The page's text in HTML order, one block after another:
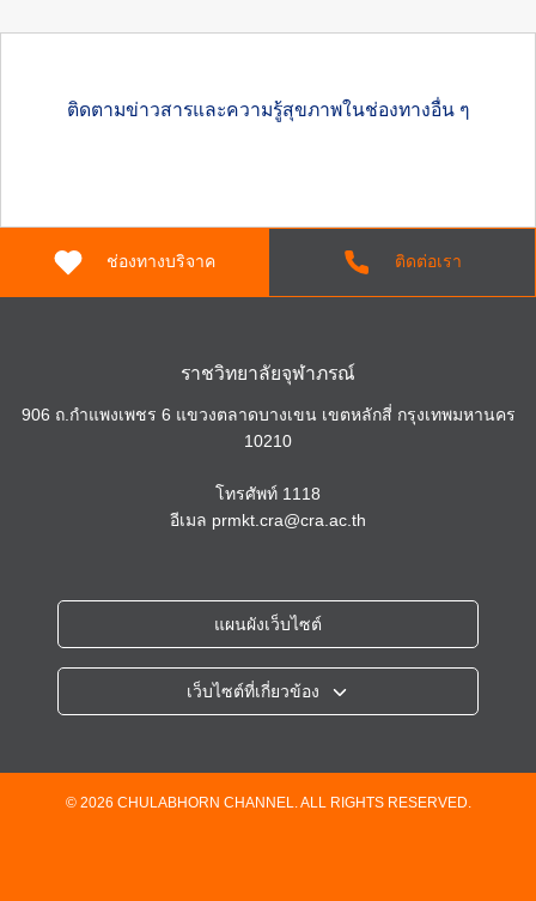
ติดตามข่าวสารและความรู้สุขภาพในช่องทางอื่น ๆ
ช่องทางบริจาค ติดต่อเรา
ราชวิทยาลัยจุฬาภรณ์
906 ถ.กำแพงเพชร 6 แขวงตลาดบางเขน เขตหลักสี่ กรุงเทพมหานคร
10210
โทรศัพท์ 1118
อีเมล prmkt.cra@cra.ac.th
แผนผังเว็บไซต์
เว็บไซต์ที่เกี่ยวข้อง
โรงพยาบาลจุฬาภรณ์
วิทยาลัยวิทยาศาสตร์การแพทย์เจ้าฟ้าจุฬาภรณ์
© 2026 CHULABHORN CHANNEL. ALL RIGHTS RESERVED.